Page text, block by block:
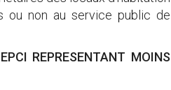
ou non au service public de
REPRESENTANT MOINS